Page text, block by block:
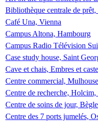
Bibliothèque centrale de
Café Una, Vienna
Campus Altona, Hambourg
Campus Radio Télévision
Case study house, Saint
Cave et chais, Embres et
Centre commercial, Mulhouse
Centre de recherche, Holcim,
Centre de soins de jour,
Centre des 7 ports jumelés,